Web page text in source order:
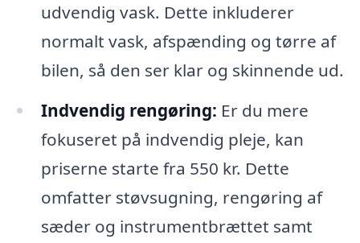
udvendig vask. Dette inkluderer
normalt vask, afspænding og tørre af
bilen, så den ser klar og skinnende ud.
Indvendig rengøring: Er du mere
fokuseret på indvendig pleje, kan
priserne starte fra 550 kr. Dette
omfatter støvsugning, rengøring af
sæder og instrumentbrættet samt